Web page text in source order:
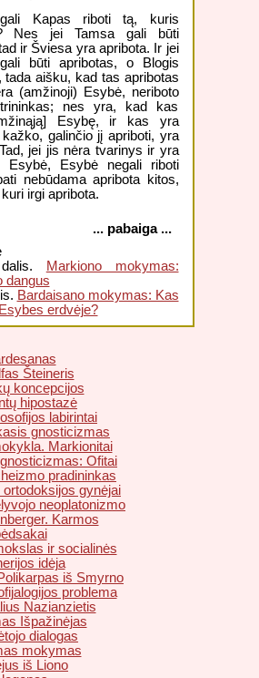
Kapas riboti tą, kuris
Nes jei Tamsa gali būti
ir Šviesa yra apribota. Ir jei
būti apribotas, o Blogis
tada aišku, kad tas apribotas
(amžinoji) Esybė, neriboto
nes yra, kad kas
Esybę, ir kas yra
kažko, galinčio jį apriboti, yra
jei jis nėra tvarinys ir yra
Esybė, Esybė negali riboti
nebūdama apribota kitos,
irgi apribota.
... pabaiga ...
Markiono mokymas:
dangus
Bardaisano mokymas: Kas
erdvėje?
Šteineris
koncepcijos
hipostazė
labirintai
gnosticizmas
Markionitai
Ofitai
pradininkas
gynėjai
neoplatonizmo
Karmos
ir socialinės
idėja
iš Smyrno
problema
Nazianzietis
Išpažinėjas
dialogas
mokymas
iš Liono